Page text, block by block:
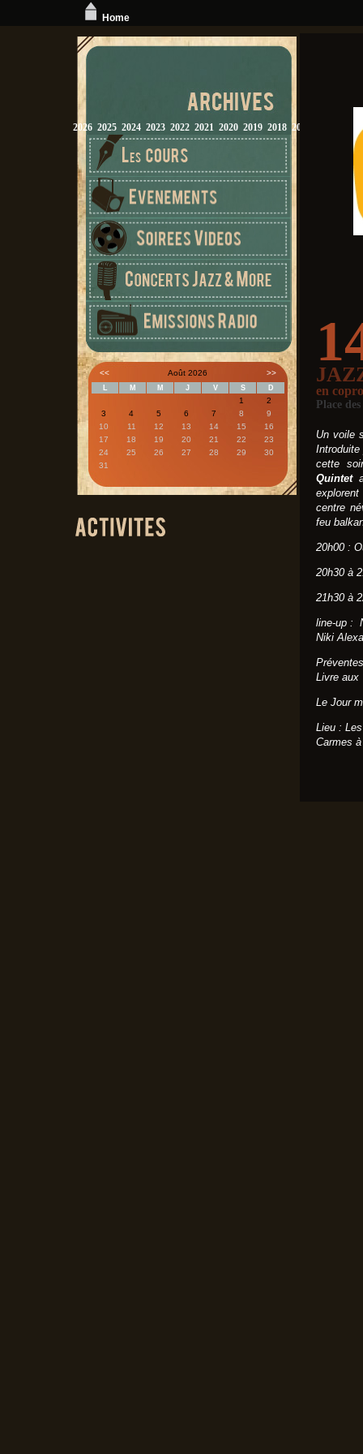
2026 2025 2024 2023 2022 2021 2020 2019 2018 2017
<< Août 2026 >>
L M M J V S D
1
2
3
4 5 6 7 8
9
10
11 12 13 14 15
16
17
18 19 20 21 22
23
24
25 26 27 28 29
30
31
en
Place
Un voile
cette
Quintet
centre
feu
20h00 :
20h30 à
21h30 à
line-up :
Niki
Livre aux
Le Jour
Lieu :
Carmes
Home